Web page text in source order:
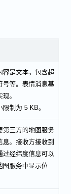
容是文本，包含超
号等。表情消息基
。
制为 5 KB。
第三方的地图服务
息。接收方接收到
过经纬度信息可以
图服务中显示位